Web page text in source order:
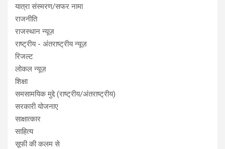
यात्रा संस्मरण/सफर नामा
राजनीति
राजस्थान न्यूज़
राष्ट्रीय - अंतराष्ट्रीय न्यूज़
रिजल्ट
लोकल न्यूज़
शिक्षा
समसामयिक मुद्दे (राष्ट्रीय/अंतराष्ट्रीय)
सरकारी योजनाए
साक्षात्कार
साहित्य
सूफी की कलम से